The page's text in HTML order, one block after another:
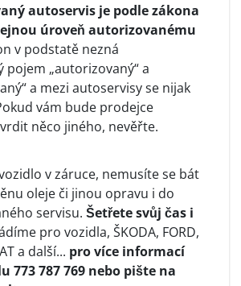
autoservis je podle zákona
úroveň autorizovanému
v podstatě nezná
pojem „autorizovaný“ a
a mezi autoservisy se nijak
vám bude prodejce
něco jiného, nevěřte.
v záruce, nemusíte se bát
oleje či jinou opravu i do
servisu. Šetřete svůj čas i
pro vozidla, ŠKODA, FORD,
a další... pro více informací
773 787 769 nebo pište na